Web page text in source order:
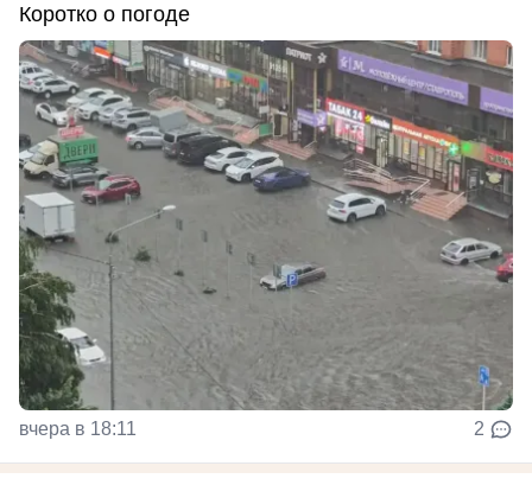
Коротко о погоде
вчера в 18:11 2